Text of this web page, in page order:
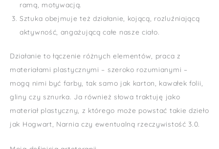
ramą, motywacją.
Sztuka obejmuje też działanie, kojącą, rozluźniającą
aktywność, angażującą całe nasze ciało.
Działanie to łączenie różnych elementów, praca z
materiałami plastycznymi – szeroko rozumianymi –
mogą nimi być farby, tak samo jak karton, kawałek folii,
gliny czy sznurka. Ja również słowa traktuję jako
materiał plastyczny, z którego może powstać takie dzieło
jak Hogwart, Narnia czy ewentualną rzeczywistość 3.0.